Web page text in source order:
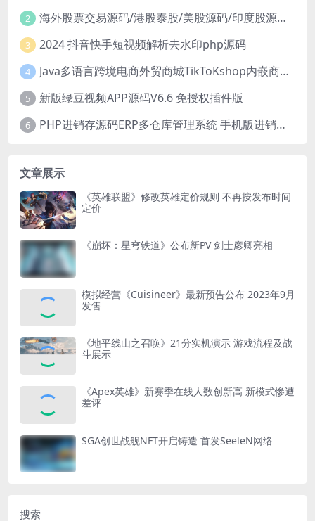
2 海外股票交易源码/港股泰股/美股源码/印度股源码/马拉西亚股票源码/国际股票配资
3 2024 抖音快手短视频解析去水印php源码
4 Java多语言跨境电商外贸商城TikToKshop内嵌商城I商家入驻I一键铺
5 新版绿豆视频APP源码V6.6 免授权插件版
6 PHP进销存源码ERP多仓库管理系统 手机版进销存 php网络版进销存小程序
文章展示
《英雄联盟》修改英雄定价规则 不再按发布时间
定价
《崩坏：星穹铁道》公布新PV 剑士彦卿亮相
模拟经营《Cuisineer》最新预告公布 2023年9月
发售
《地平线山之召唤》21分实机演示 游戏流程及战
斗展示
《Apex英雄》新赛季在线人数创新高 新模式惨遭
差评
SGA创世战舰NFT开启铸造 首发SeeleN网络
搜索